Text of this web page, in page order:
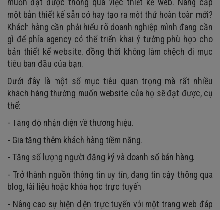
một bản thiết kế sẵn có hay tạo ra một thứ hoàn toàn mới?
Khách hàng cần phải hiểu rõ doanh nghiệp mình đang cần
gì để phía agency có thể triển khai ý tưởng phù hợp cho
bản thiết kế website, đồng thời không làm chệch đi mục
tiêu ban đầu của bạn.
Dưới đây là một số mục tiêu quan trọng mà rất nhiều
khách hàng thường muốn website của họ sẽ đạt được, cụ
thể:
- Tăng độ nhận diện về thương hiệu.
- Gia tăng thêm khách hàng tiềm năng.
- Tăng số lượng người đăng ký và doanh số bán hàng.
- Trở thành nguồn thông tin uy tín, đáng tin cậy thông qua
blog, tài liệu hoặc khóa học trực tuyến
- Nâng cao sự hiện diện trực tuyến với một trang web đáp